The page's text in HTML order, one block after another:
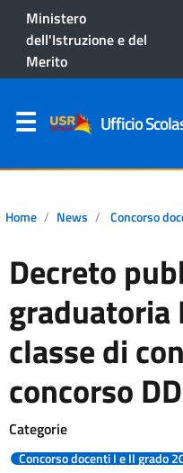
Ministero
dell'Istruzione e del
Merito
Ufficio
Home News Concorso
Decreto
graduatoria
classe di
concorso
Categorie
Concorso docenti I e II grado